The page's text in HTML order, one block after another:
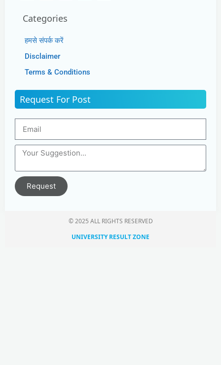
Categories
हमसे संपर्क करें
Disclaimer
Terms & Conditions
Request For Post
Request
© 2025 ALL RIGHTS RESERVED​
UNIVERSITY RESULT ZONE